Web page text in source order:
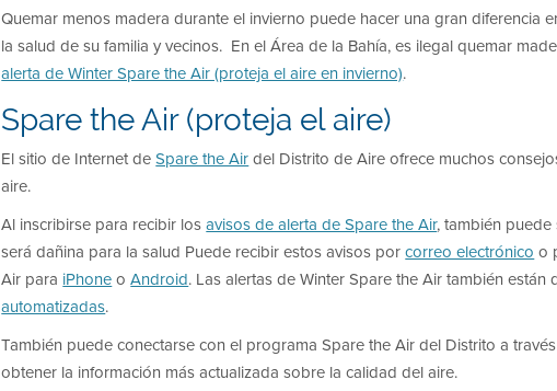
Quemar menos madera durante el invierno puede hacer una gran diferencia
la salud de su familia y vecinos. En el Área de la Bahía, es ilegal quemar
alerta de Winter Spare the Air (proteja el aire en invierno).
Spare the Air (proteja el aire)
El sitio de Internet deSpare the Airdel Distrito de Aire ofrece muchos
aire.
Al inscribirse para recibir losavisos de alerta de Spare the Air, también
será dañina para la salud Puede recibir estos avisos porcorreo electrónico o
Air para iPhoneoAndroid. Las alertas de Winter Spare the Air también están
automatizadas.
También puede conectarse con el programa Spare the Air del Distrito a
obtener la información más actualizada sobre la calidad del aire.